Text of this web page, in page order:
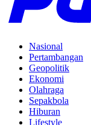
Nasional
Pertambangan
Geopolitik
Ekonomi
Olahraga
Sepakbola
Hiburan
Lifestyle